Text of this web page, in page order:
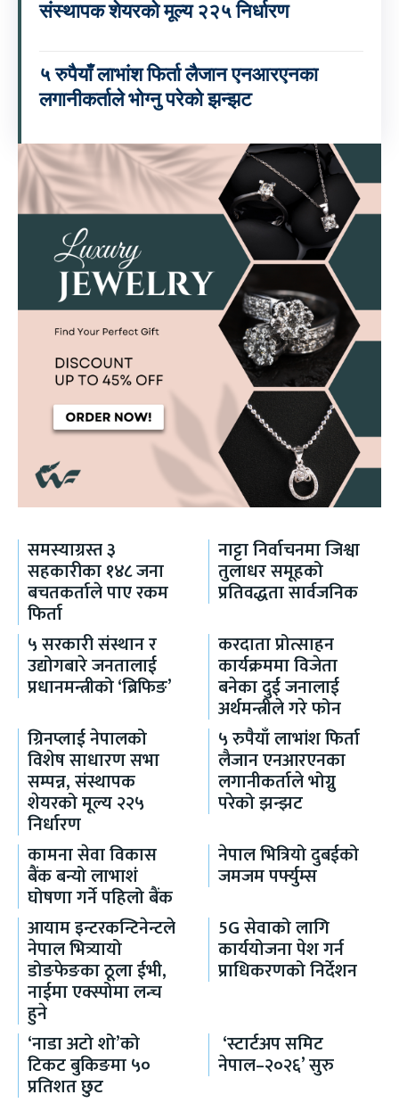
संस्थापक शेयरको मूल्य २२५ निर्धारण
५ रुपैयाँ लाभांश फिर्ता लैजान एनआरएनका
लगानीकर्ताले भोग्नु परेको झन्झट
समस्याग्रस्त ३
सहकारीका १४८ जना
बचतकर्ताले पाए रकम
फिर्ता
नाट्टा निर्वाचनमा जिश्वा
तुलाधर समूहको
प्रतिवद्धता सार्वजनिक
५ सरकारी संस्थान र
उद्योगबारे जनतालाई
प्रधानमन्त्रीको ‘ब्रिफिङ’
करदाता प्रोत्साहन
कार्यक्रममा विजेता
बनेका दुई जनालाई
अर्थमन्त्रीले गरे फोन
ग्रिनप्लाई नेपालको
विशेष साधारण सभा
सम्पन्न, संस्थापक
शेयरको मूल्य २२५
निर्धारण
५ रुपैयाँ लाभांश फिर्ता
लैजान एनआरएनका
लगानीकर्ताले भोग्नु
परेको झन्झट
कामना सेवा विकास
बैंक बन्यो लाभाशं
घोषणा गर्ने पहिलो बैंक
नेपाल भित्रियो दुबईको
जमजम पर्फ्युम्स
आयाम इन्टरकन्टिनेन्टले
नेपाल भित्र्यायो
डोङफेङका ठूला ईभी,
नाईमा एक्स्पोमा लन्च
हुने
5G सेवाको लागि
कार्ययोजना पेश गर्न
प्राधिकरणको निर्देशन
‘नाडा अटो शो’को
टिकट बुकिङमा ५०
प्रतिशत छुट
‘स्टार्टअप समिट
नेपाल–२०२६’ सुरु